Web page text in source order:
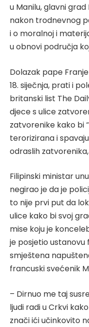
u Manilu, glavni
nakon trodnevnog
i o moralnoj i
u obnovi područja
Dolazak pape
18. siječnja, prati i
britanski list The
djece s ulice
zatvorenike kako bi
terorizirana i
odraslih
Filipinski ministar
negirao je da je
to nije prvi put da
ulice kako bi svoj
mise koju je
je posjetio ustanovu
smještena
francuski svećenik
– Dirnuo me taj
ljudi radi u Crkvi
znači ići učinkovito